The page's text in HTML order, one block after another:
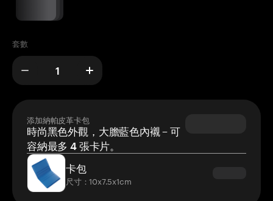
套數
添加納帕皮革卡包
時尚黑色外觀，大膽藍色內襯 – 可
容納最多 4 張卡片。
卡包
尺寸：10x7.5x1cm